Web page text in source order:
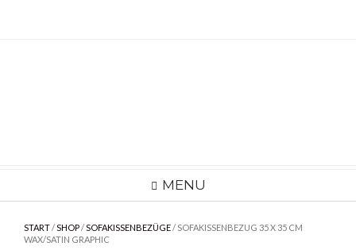
MENU
START/SHOP/SOFAKISSENBEZÜGE/ SOFAKISSENBEZUG 35 X 35 CM
WAX/SATIN GRAPHIC